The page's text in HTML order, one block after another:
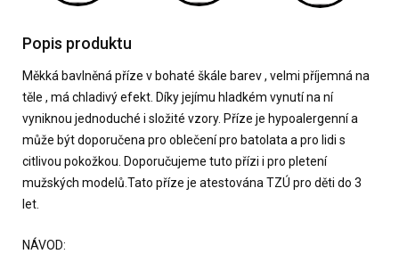
Popis produktu
Měkká bavlněná příze v bohaté škále barev , velmi příjemná na
těle , má chladivý efekt. Díky jejímu hladkém vynutí na ní
vyniknou jednoduché i složité vzory. Příze je hypoalergenní a
může být doporučena pro oblečení pro batolata a pro lidi s
citlivou pokožkou. Doporučujeme tuto přízi i pro pletení
mužských modelů.Tato příze je atestována TZÚ pro děti do 3
let.
NÁVOD: